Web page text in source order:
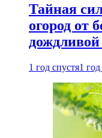
Тайная
огород от
дождливой
1 год спустя1